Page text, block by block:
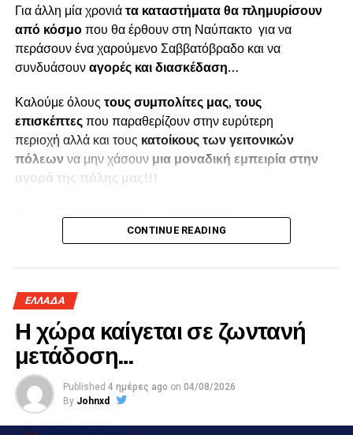
Για άλλη μία χρονιάτα καταστήματα θα πλημυρίσουν
από κόσμοπου θα έρθουν στη Ναύπακτο για να
περάσουν ένα χαρούμενο Σαββατόβραδο και να
συνδυάσουναγορές και διασκέδαση…
Καλούμε όλους τους συμπολίτες μας, τους
επισκέπτεςπου παραθερίζουν στην ευρύτερη
περιοχή αλλά και τους κατοίκους των γειτονικών
πόλεων να μην χάσουν μια μοναδική εμπειρία στην
αγορά της πόλης μας!!!
Ο Πρόεδρος
Η Γραμματέας
Κόκλα Κατερίνα
CONTINUE READING
ΕΛΛΑΔΑ
Η χώρα καίγεται σε ζωντανή
μετάδοση…
Published 4 ημέρες ago on 04/08/2026
By Johnxd